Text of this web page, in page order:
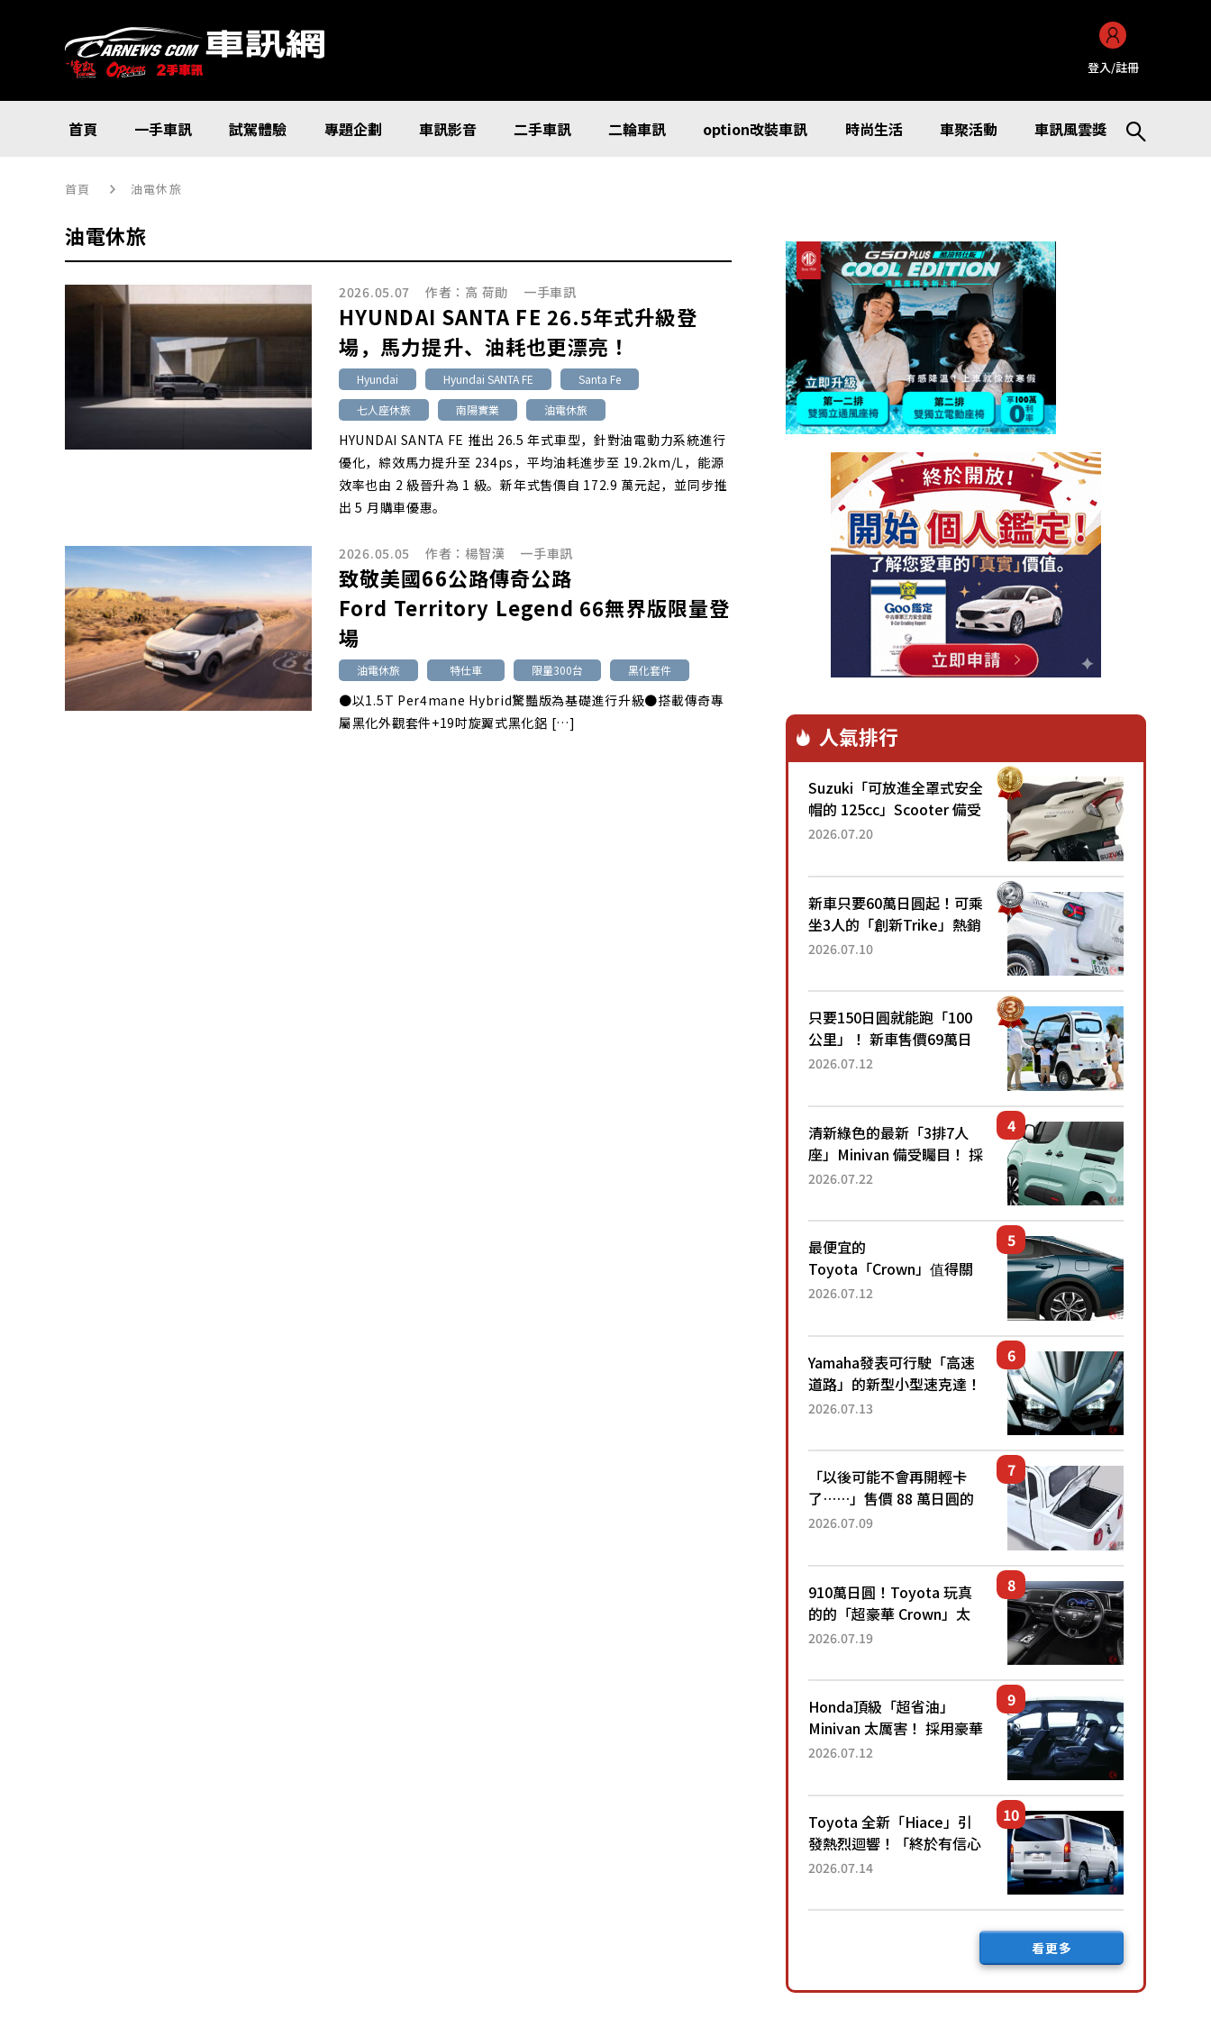
登入/註冊
首頁 一手車訊 試駕體驗 專題企劃 車訊影音 二手車訊 二輪車訊 option改裝車訊 時尚生活 車聚活動 車訊風雲獎
首頁 油電休旅
油電休旅
2026.05.07 作者： 高 荷勛 一手車訊
HYUNDAI SANTA FE 26.5年式升級登
場，馬力提升、油耗也更漂亮！
Hyundai Hyundai SANTA FE
Santa Fe
七人座休旅
南陽實業 油電休旅
HYUNDAI SANTA FE 推出 26.5 年式車型，針對油電動力系統進行
優化，綜效馬力提升至 234ps，平均油耗進步至 19.2km/L，能源
效率也由 2 級晉升為 1 級。新年式售價自 172.9 萬元起，並同步推
出 5 月購車優惠。
2026.05.05 作者：楊智漢 一手車訊
致敬美國66公路傳奇公路
Ford Territory Legend 66無界版限量登
場
油電休旅 特仕車 限量300台 黑化套件
●以1.5T Per4mane Hybrid驚豔版為基礎進行升級●搭載傳奇專
屬黑化外觀套件+19吋旋翼式黑化鋁 […]
人氣排行
Suzuki「可放進全罩式安全
帽的 125cc」Scooter 備受
矚目！採用全新流線設計與
已陸續開始出口的新款
「B...
2026.07.20
新車只要60萬日圓起！可乘
坐3人的「創新Trike」熱銷
大賣成為人氣車款！「養車
日圓就能跑100公里」「小
朋友坐得...
2026.07.10
只要150日圓就能跑「100
公里」！ 新車售價69萬日
圓的「3人座」Trike大受歡
為何能迅速熱賣？
2026.07.12
清新綠色的最新「3排7人
座」Minivan 備受矚目！ 採
用全長4.7公尺剛剛好的車
還推出467萬元日圓起的5
人座版...
2026.07.22
最便宜的
Toyota「Crown」值得關
注！ 搭載4WD、每公升
眼！ 配備豐富、超越售價
水準，堪稱高CP值代表的
「...
2026.07.12
Yamaha發表可行駛「高速
道路」的新型小型速克達！
搭載能享受超強勁「渦輪
高階「Super Sport」車款
相同的...
2026.07.13
「以後可能不會再開輕卡
了……」售價 88 萬日圓的
「超迷你輕型貨車」引發兩
100 公里！」「免驗車真的
太棒了！...
2026.07.09
910萬日圓！Toyota 玩真
的的「超豪華 Crown」太
厲害了！採用由「匠人技
運動化「底盤設定」！還配
備專屬豪華...
2026.07.19
Honda頂級「超省油」
Minivan 太厲害！ 採用豪華
「真皮座椅」與專屬「黑色
公里，兼具優異節能表現與
舒適「三...
2026.07.12
Toyota 全新「Hiace」引
發熱烈迴響！「終於有信心
下訂了！」「哪個等級交車
後竟然還要等「超過半年」
2026.07.14
看更多